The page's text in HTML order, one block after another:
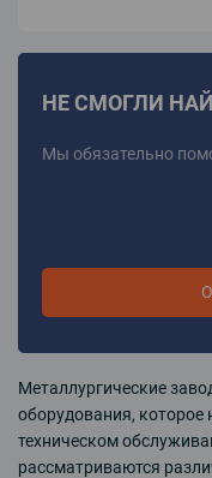
НЕ СМОГЛИ
Мы обязательно
Металлургические
оборудования, которое
техническом
рассматриваются